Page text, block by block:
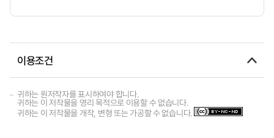
이용조건
귀하는 원저작자를 표시하여야 합니다.
귀하는 이 저작물을 영리 목적으로 이용할 수 없습니다.
귀하는 이 저작물을 개작, 변형 또는 가공할 수 없습니다.